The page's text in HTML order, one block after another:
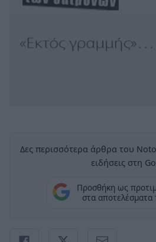
Δες περισσότερα άρθρα του
ειδήσεις στη
Προσθήκη ως
στα αποτελέσματα